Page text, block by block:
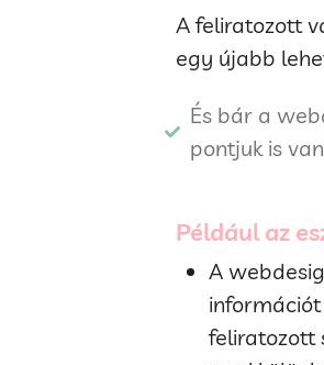
A feliratozott
egy újabb
És bár a
pontjuk is
Például az
A
feliratozott